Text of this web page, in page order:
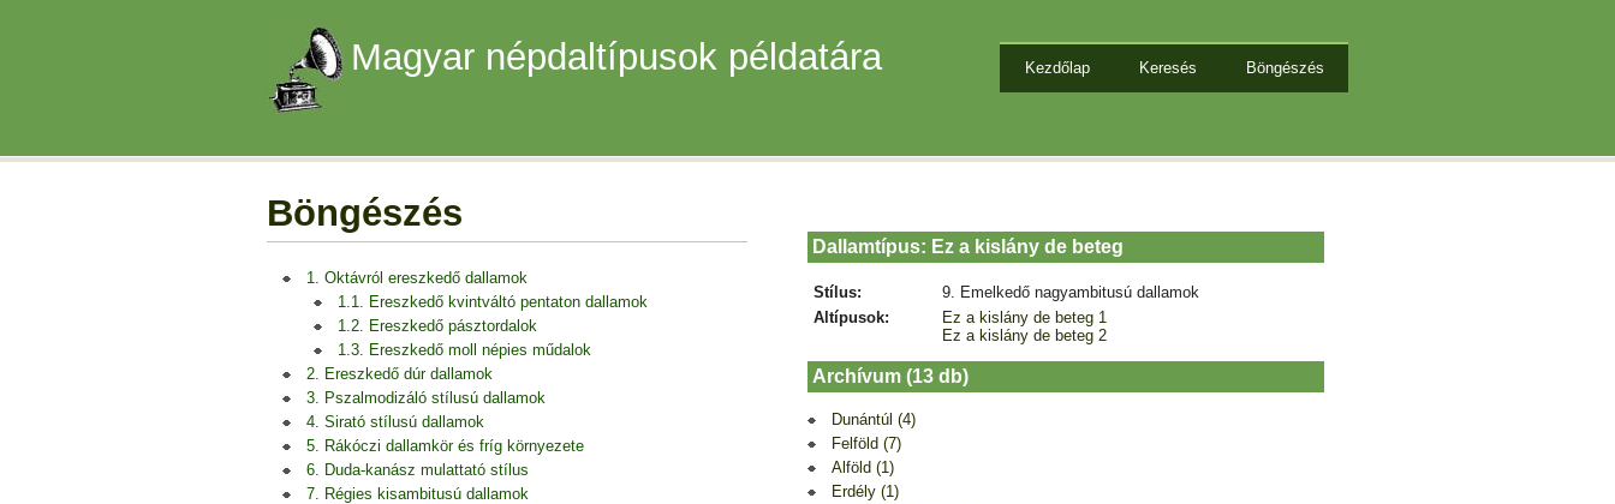
Magyar népdaltípusok példatára Kezdőlap Keresés Böngészés
Böngészés
1. Oktávról ereszkedő dallamok
1.1. Ereszkedő kvintváltó pentaton dallamok
1.2. Ereszkedő pásztordalok
1.3. Ereszkedő moll népies műdalok
2. Ereszkedő dúr dallamok
3. Pszalmodizáló stílusú dallamok
4. Sirató stílusú dallamok
5. Rákóczi dallamkör és fríg környezete
6. Duda-kanász mulattató stílus
7. Régies kisambitusú dallamok
Dallamtípus: Ez a kislány de beteg
Stílus:
9. Emelkedő nagyambitusú dallamok
Altípusok:
Ez a kislány de beteg 1
Ez a kislány de beteg 2
Archívum (13 db)
Dunántúl (4)
Felföld (7)
Alföld (1)
Erdély (1)